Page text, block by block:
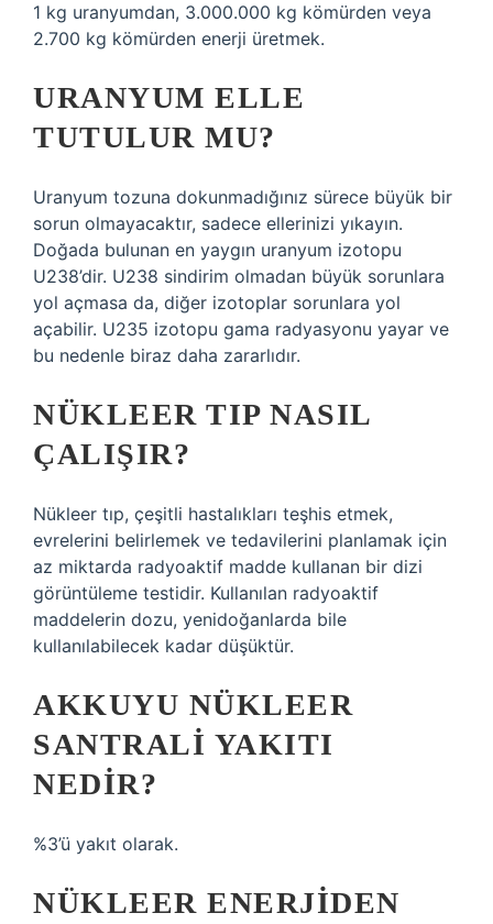
1 kg uranyumdan, 3.000.000 kg kömürden veya
2.700 kg kömürden enerji üretmek.
URANYUM ELLE
TUTULUR MU?
Uranyum tozuna dokunmadığınız sürece büyük bir
sorun olmayacaktır, sadece ellerinizi yıkayın.
Doğada bulunan en yaygın uranyum izotopu
U238’dir. U238 sindirim olmadan büyük sorunlara
yol açmasa da, diğer izotoplar sorunlara yol
açabilir. U235 izotopu gama radyasyonu yayar ve
bu nedenle biraz daha zararlıdır.
NÜKLEER TIP NASIL
ÇALIŞIR?
Nükleer tıp, çeşitli hastalıkları teşhis etmek,
evrelerini belirlemek ve tedavilerini planlamak için
az miktarda radyoaktif madde kullanan bir dizi
görüntüleme testidir. Kullanılan radyoaktif
maddelerin dozu, yenidoğanlarda bile
kullanılabilecek kadar düşüktür.
AKKUYU NÜKLEER
SANTRALI YAKITI
NEDIR?
%3’ü yakıt olarak.
NÜKLEER ENERJIDEN